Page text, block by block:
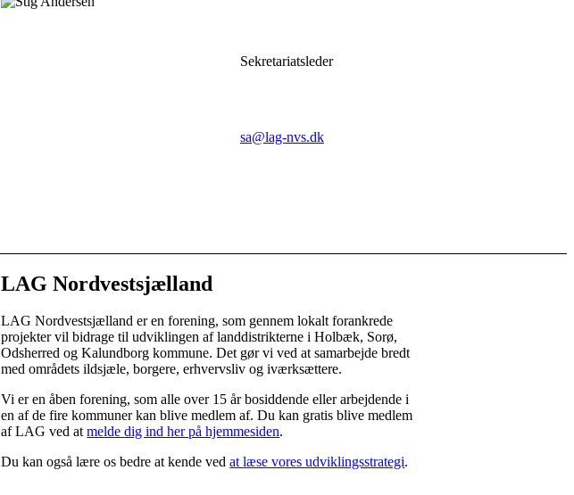
Sekretariatsleder
sa@lag-nvs.dk
LAG Nordvestsjælland
LAG Nordvestsjælland er en forening, som gennem lokalt forankrede
projekter vil bidrage til udviklingen af landdistrikterne i Holbæk, Sorø,
Odsherred og Kalundborg kommune. Det gør vi ved at samarbejde bredt
med områdets ildsjæle, borgere, erhvervsliv og iværksættere.
Vi er en åben forening, som alle over 15 år bosiddende eller arbejdende i
en af de fire kommuner kan blive medlem af. Du kan gratis blive medlem
af LAG ved atmelde dig ind her på hjemmesiden.
Du kan også lære os bedre at kende vedat læse vores udviklingsstrategi.